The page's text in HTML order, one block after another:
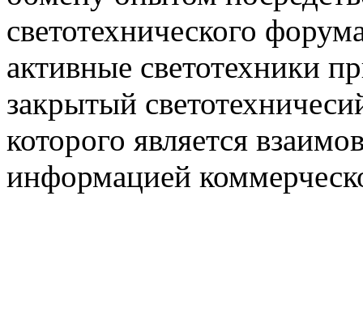
светотехнического
активные светотехники
закрытый
которого является
информацией